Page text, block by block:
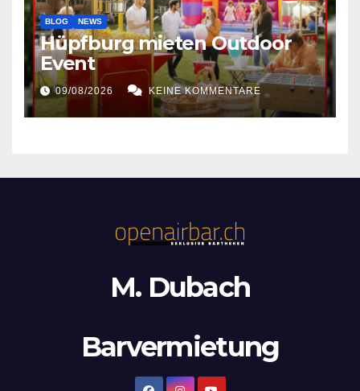
BLOG NEWS
Hüpfburg mieten Outdoor
Event
09/08/2026 KEINE KOMMENTARE
M. Dubach
Barvermietung